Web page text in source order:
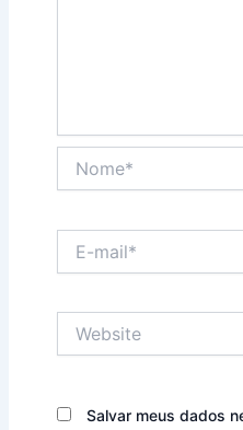
mail*
Salvar meus dados